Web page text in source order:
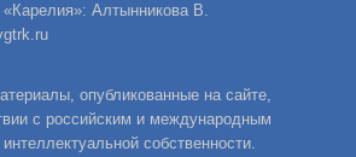
Алтынникова В.
опубликованные на сайте,
с российским и международным
собственности.